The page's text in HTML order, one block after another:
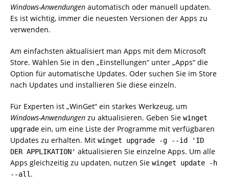
Windows-Anwendungen automatisch oder manuell updaten.
Es ist wichtig, immer die neuesten Versionen der Apps zu
verwenden.
Am einfachsten aktualisiert man Apps mit dem Microsoft
Store. Wählen Sie in den „Einstellungen“ unter „Apps“ die
Option für automatische Updates. Oder suchen Sie im Store
nach Updates und installieren Sie diese einzeln.
Für Experten ist „WinGet“ ein starkes Werkzeug, um
Windows-Anwendungen zu aktualisieren. Geben Sie winget
upgrade ein, um eine Liste der Programme mit verfügbaren
Updates zu erhalten. Mit winget upgrade -g --id 'ID
DER APPLIKATION' aktualisieren Sie einzelne Apps. Um alle
Apps gleichzeitig zu updaten, nutzen Sie winget update -h
--all .